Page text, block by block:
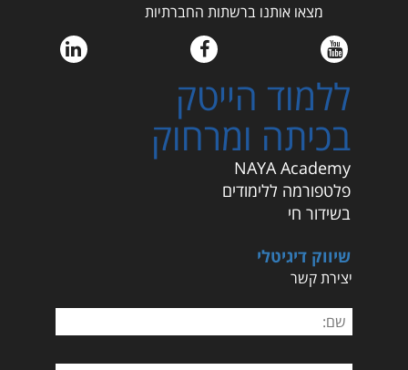
מצאו אותנו ברשתות החברתיות
ללמוד הייטק
בכיתה ומרחוק
NAYA Academy
פלטפורמה ללימודים
בשידור חי
שיווק דיגיטלי
יצירת קשר